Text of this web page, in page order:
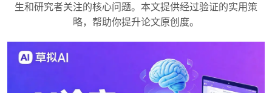
生和研究者关注的核心问题。本文提供经过验证的实用策
略，帮助你提升论文原创度。